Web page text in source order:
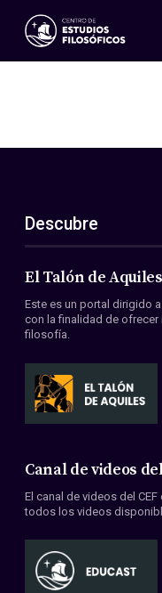
Eventos
ES
EN
Acerca de nosotros
Miembros
Convenios
Descubre
El Talón de Aquiles
Este es un portal dirigido
con la finalidad de ofrecer
filosofía.
Canal de videos
El canal de videos del
todos los videos